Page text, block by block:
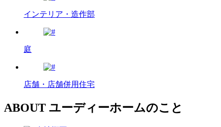
インテリア・造作部
庭
店舗・店舗併用住宅
ABOUT ユーディーホームのこと